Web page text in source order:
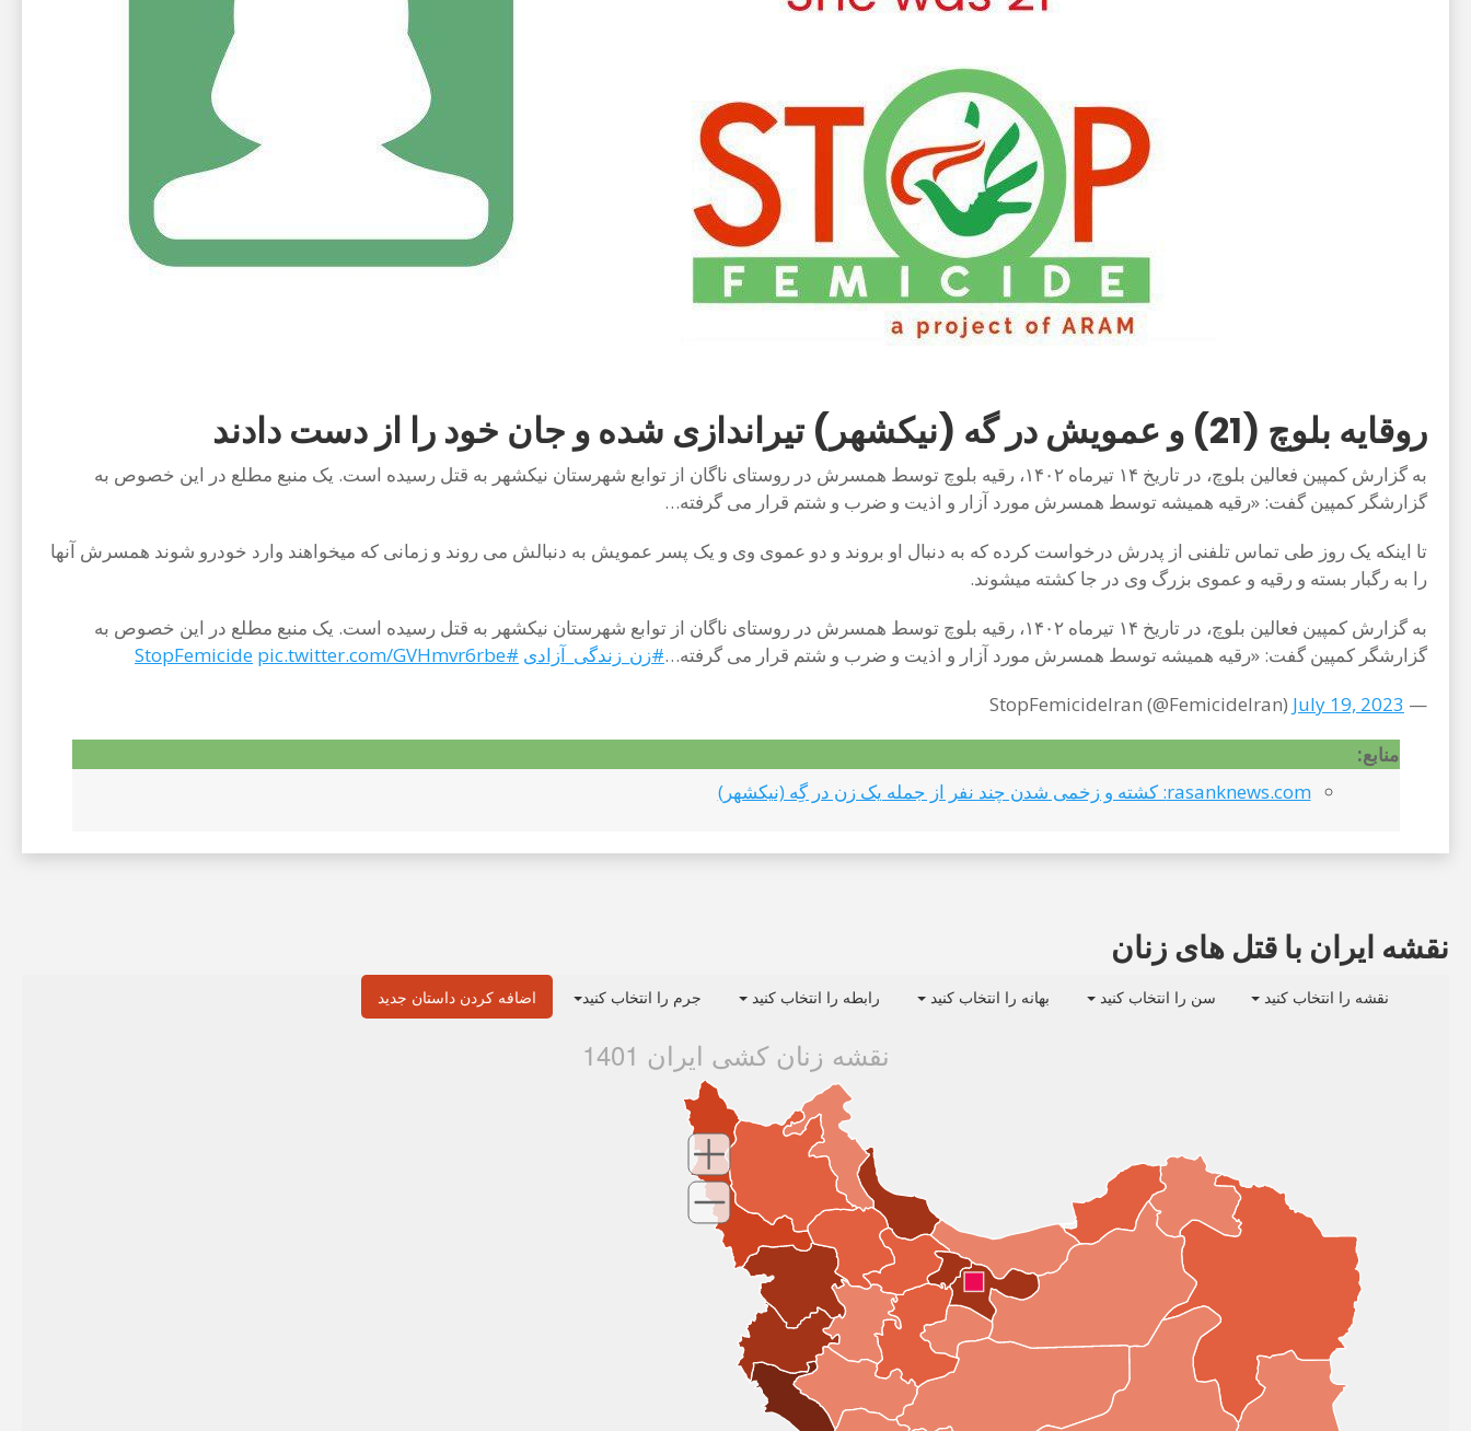
روقایه بلوچ (21) و عمویش در گه (نیکشهر) تیراندازی شده و جان خود را از دست دادند
به گزارش کمپین فعالین بلوچ، در تاریخ ۱۴ تیرماه ۱۴۰۲، رقیه بلوچ توسط همسرش در روستای ناگان از توابع شهرستان نیکشهر به قتل رسیده است. یک منبع مطلع در این خصوص به
گزارشگر کمپین گفت: «رقیه همیشه توسط همسرش مورد آزار و اذیت و ضرب و شتم قرار می گرفته…
تا اینکه یک روز طی تماس تلفنی از پدرش درخواست کرده که به دنبال او بروند و دو عموی وی و یک پسر عمویش به دنبالش می روند و زمانی که میخواهند وارد خودرو شوند همسرش آنها
را به رگبار بسته و رقیه و عموی بزرگ وی در جا کشته میشوند.
به گزارش کمپین فعالین بلوچ، در تاریخ ۱۴ تیرماه ۱۴۰۲، رقیه بلوچ توسط همسرش در روستای ناگان از توابع شهرستان نیکشهر به قتل رسیده است. یک منبع مطلع در این خصوص به
گزارشگر کمپین گفت: «رقیه همیشه توسط همسرش مورد آزار و اذیت و ضرب و شتم قرار می گرفته…#زن_زندگى_آزادى‌ #StopFemicide
pic.twitter.com/GVHmvr6rbe
— StopFemicideIran (@FemicideIran)
July 19, 2023
منابع:
rasanknews.com: کشته و زخمی شدن چند نفر از جمله یک زن در گِه (نیکشهر)
نقشه ایران با قتل های زنان